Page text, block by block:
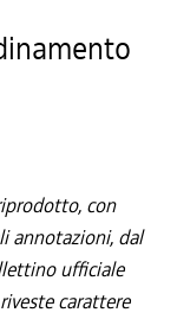
con
annotazioni, dal
ufficiale
carattere